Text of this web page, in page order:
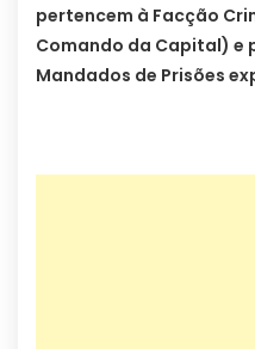
pertencem à Facção
Comando da Capital) e
Mandados de Prisões